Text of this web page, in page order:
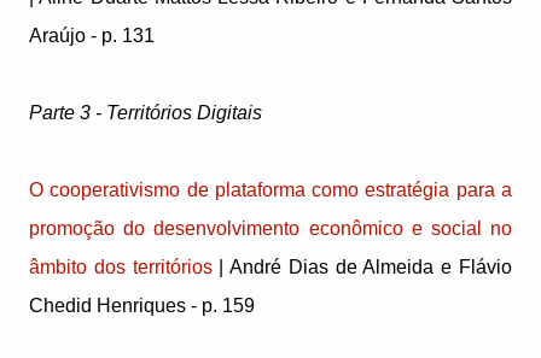
Araújo - p. 131
Parte 3 - Territórios Digitais
O cooperativismo de plataforma como estratégia para a
promoção do desenvolvimento econômico e social no
âmbito dos territórios| André Dias de Almeida e Flávio
Chedid Henriques - p. 159